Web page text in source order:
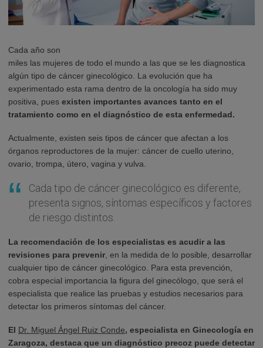
Cada año son
miles las mujeres de todo el mundo a las que se les diagnostica
algún tipo de cáncer ginecológico. La evolución que ha
experimentado esta rama dentro de la oncología ha sido muy
positiva, pues existen importantes avances tanto en el
tratamiento como en el diagnóstico de esta enfermedad.
Actualmente, existen seis tipos de cáncer que afectan a los
órganos reproductores de la mujer: cáncer de cuello uterino,
ovario, trompa, útero, vagina y vulva.
Cada tipo de cáncer ginecológico es diferente,
presenta signos, síntomas específicos y factores
de riesgo distintos.
La recomendación de los especialistas es acudir a las
revisiones para prevenir , en la medida de lo posible, desarrollar
cualquier tipo de cáncer ginecológico. Para esta prevención,
cobra especial importancia la figura del ginecólogo, que será el
especialista que realice las pruebas y estudios necesarios para
detectar los primeros síntomas del cáncer.
El Dr. Miguel Ángel Ruiz Conde, especialista en Ginecología en
Zaragoza, destaca que un diagnóstico precoz puede detectar